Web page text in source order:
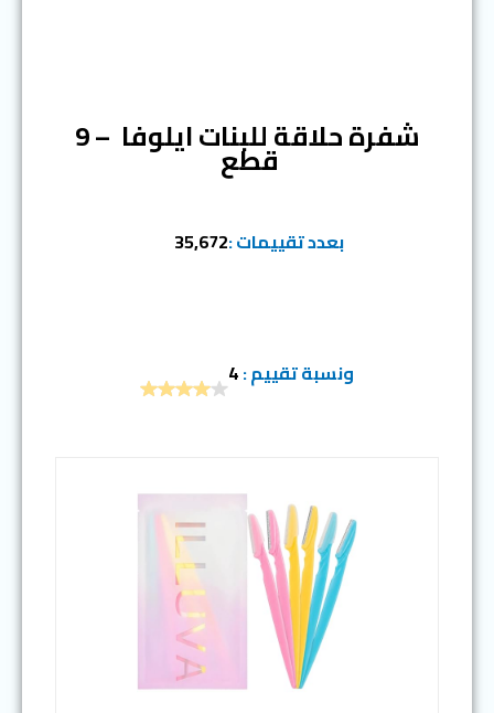
شفرة حلاقة للبنات ايلوفا – 9 قطع
بعدد تقييمات :35,672
ونسبة تقييم :4